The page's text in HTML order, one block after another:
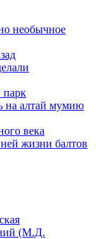
необычное
парк
на алтай мумию
века
жизни балтов
(М.Д.